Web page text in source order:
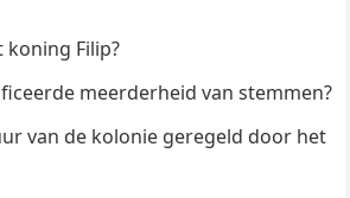
koning Filip?
meerderheid van stemmen?
van de kolonie geregeld door het